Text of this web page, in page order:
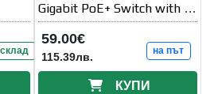
Gigabit PoE+ Switch with 2
Gigabit Uplink ports and
59.00€
115.39лв. на път
КУПИ